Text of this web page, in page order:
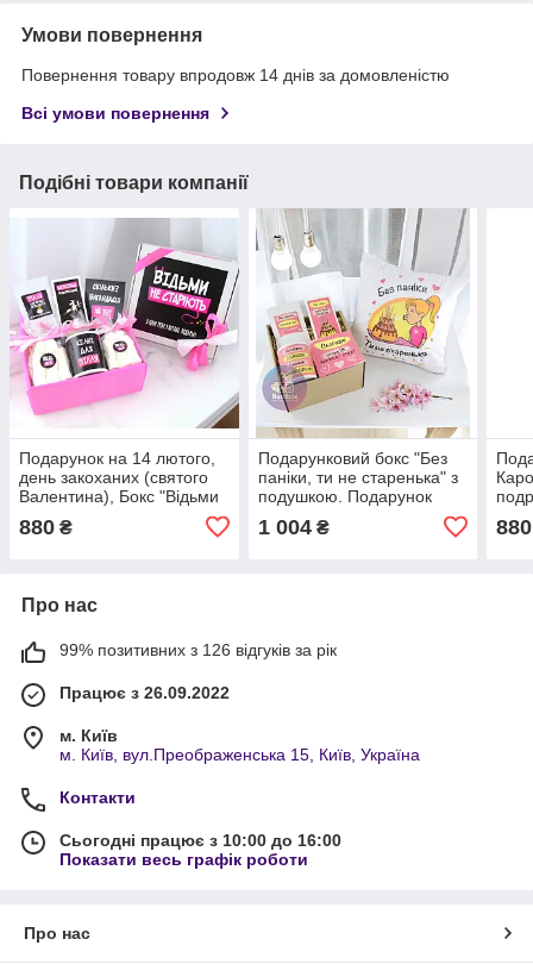
Умови повернення
Повернення товару впродовж 14 днів за домовленістю
Всі умови повернення
Подібні товари компанії
Подарунок на 14 лютого,
день закоханих (святого
Валентина), Бокс "Відьми
880 ₴
Подарунковий бокс "Без
паніки, ти не старенька" з
подушкою. Подарунок
1 004₴ 880
Про нас
99% позитивних з 126 відгуків за рік
Працює з 26.09.2022
м. Київ
м. Київ, вул.Преображенська 15, Київ, Україна
Контакти
Сьогодні працює з 10:00 до 16:00
Показати весь графік роботи
Про нас